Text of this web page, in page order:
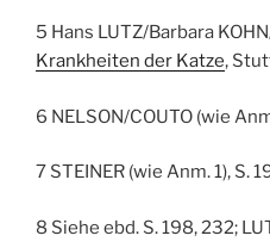
5 Hans LUTZ/Barbara
Krankheiten der Katze,
6 NELSON/COUTO (wie
7 STEINER (wie Anm. 1), S.
8 Siehe ebd. S. 198, 232;